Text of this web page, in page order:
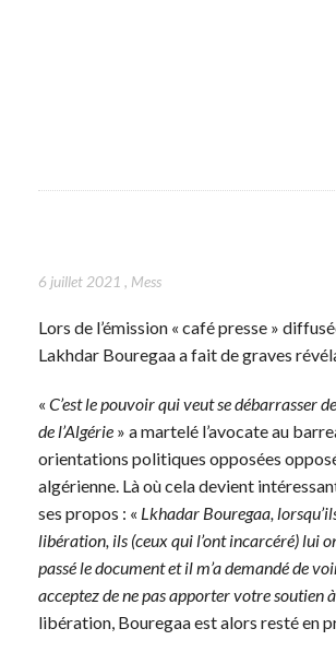
6 juillet 2021 , Mess
Lors de l’émission « café presse »
Lakhdar Bouregaa a fait de graves
«C’est le pouvoir qui veut se débarrasser
de l’Algérie » a martelé l’avocate au
orientations politiques opposées
algérienne. Là où cela devient
ses propos : « Lkhadar Bouregaa,
libération, ils (ceux qui l’ont incarcéré) lui
passé le document et il m’a demandé de
acceptez de ne pas apporter votre soutien à
libération, Bouregaa est alors resté en